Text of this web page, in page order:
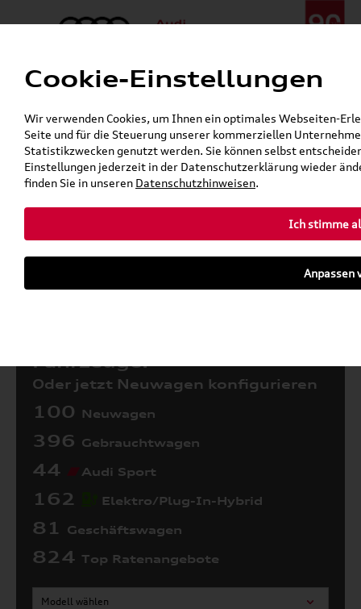
Menü
24h-Pannenhilfe:+49 (0)171 / 870 72 87
Gerade geschlossen
Verkauf:Mo. - Fr. 08:00 - 19:00 Uhr Sa. 09:00 - 13:00 Uhr
Service:Mo. - Fr. 06:00 - 20:00 Uhr Sa. 08:00 - 13:00 Uhr
Zurück zur Startseite
Fahrzeuge:
Oder jetzt Neuwagen konfigurieren
100 Neuwagen
396 Gebrauchtwagen
44 Audi Sport
162 Elektro/Plug-In-Hybrid
81 Geschäftswagen
824 Top Ratenangebote
Modell wählen
Cookie-Einstellungen
Wir verwenden Cookies, um Ihnen ein optimales Webseiten-
Seite und für die Steuerung unserer kommerziellen
Statistikzwecken genutzt werden. Sie können selbst
Einstellungen jederzeit in der Datenschutzerklärung wieder
finden Sie in unseren Datenschutzhinweisen.
Ich stimme
Anpassen